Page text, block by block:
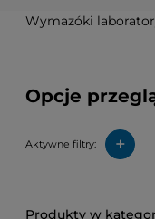
Opcje
Aktywne filtry: +
Wymazóki